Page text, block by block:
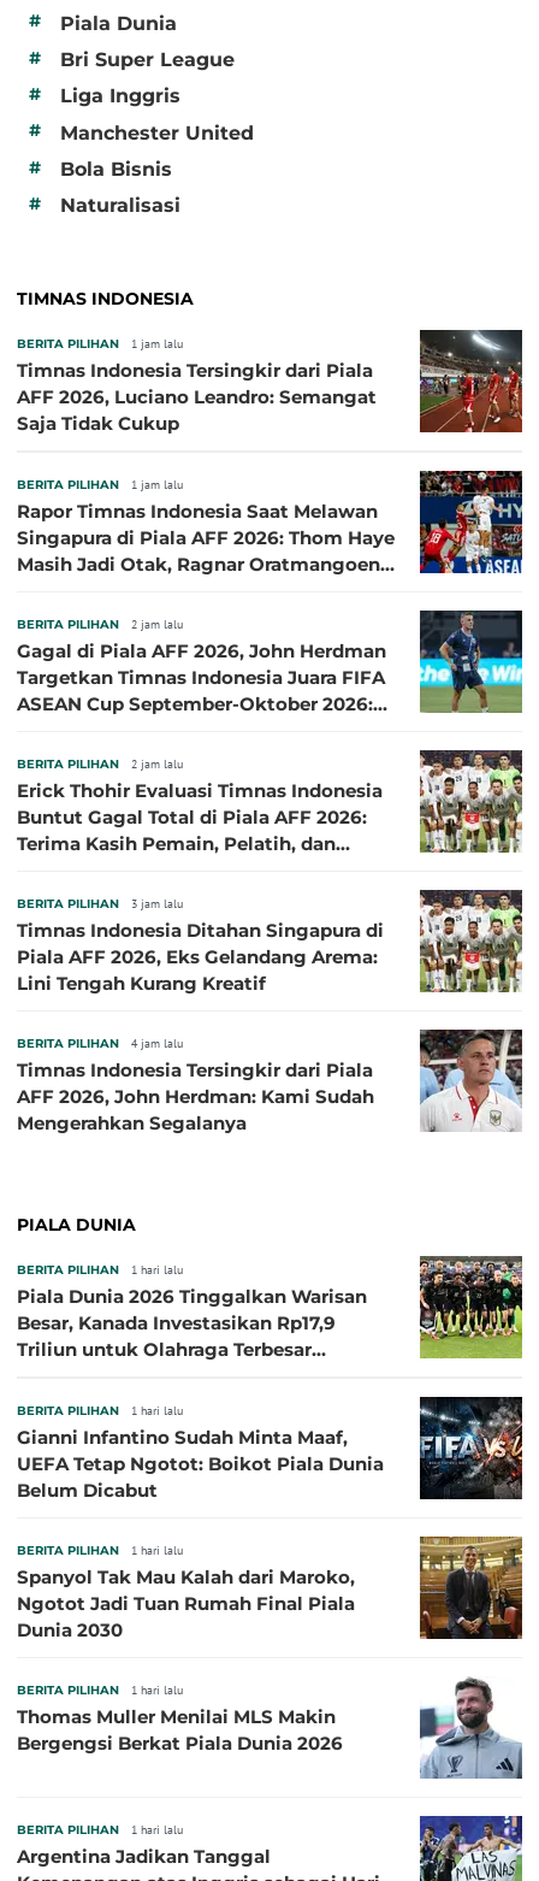
# Piala Dunia
# Bri Super League
# Liga Inggris
# Manchester United
# Bola Bisnis
# Naturalisasi
TIMNAS INDONESIA
BERITA PILIHAN 1 jam lalu
Timnas Indonesia Tersingkir dari Piala
AFF 2026, Luciano Leandro: Semangat
Saja Tidak Cukup
BERITA PILIHAN 1 jam lalu
Rapor Timnas Indonesia Saat Melawan
Singapura di Piala AFF 2026: Thom Haye
Masih Jadi Otak, Ragnar Oratmangoen
BERITA PILIHAN 2 jam lalu
Gagal di Piala AFF 2026, John Herdman
Targetkan Timnas Indonesia Juara FIFA
ASEAN Cup September-Oktober 2026:
BERITA PILIHAN 2 jam lalu
Erick Thohir Evaluasi Timnas Indonesia
Buntut Gagal Total di Piala AFF 2026:
Terima Kasih Pemain, Pelatih, dan
BERITA PILIHAN 3 jam lalu
Timnas Indonesia Ditahan Singapura di
Piala AFF 2026, Eks Gelandang Arema:
Lini Tengah Kurang Kreatif
BERITA PILIHAN 4 jam lalu
Timnas Indonesia Tersingkir dari Piala
AFF 2026, John Herdman: Kami Sudah
Mengerahkan Segalanya
PIALA DUNIA
BERITA PILIHAN 1 hari lalu
Piala Dunia 2026 Tinggalkan Warisan
Besar, Kanada Investasikan Rp17,9
Triliun untuk Olahraga Terbesar
BERITA PILIHAN 1 hari lalu
Gianni Infantino Sudah Minta Maaf,
UEFA Tetap Ngotot: Boikot Piala Dunia
Belum Dicabut
BERITA PILIHAN 1 hari lalu
Spanyol Tak Mau Kalah dari Maroko,
Ngotot Jadi Tuan Rumah Final Piala
Dunia 2030
BERITA PILIHAN 1 hari lalu
Thomas Muller Menilai MLS Makin
Bergengsi Berkat Piala Dunia 2026
BERITA PILIHAN 1 hari lalu
Argentina Jadikan Tanggal